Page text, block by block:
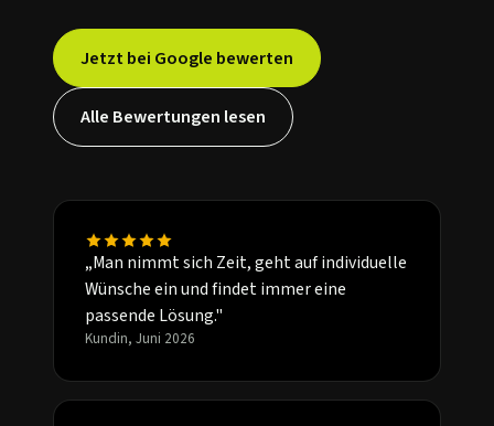
Jetzt bei Google bewerten
Alle Bewertungen lesen
„Man nimmt sich Zeit, geht auf individuelle
Wünsche ein und findet immer eine
passende Lösung."
Kundin, Juni 2026